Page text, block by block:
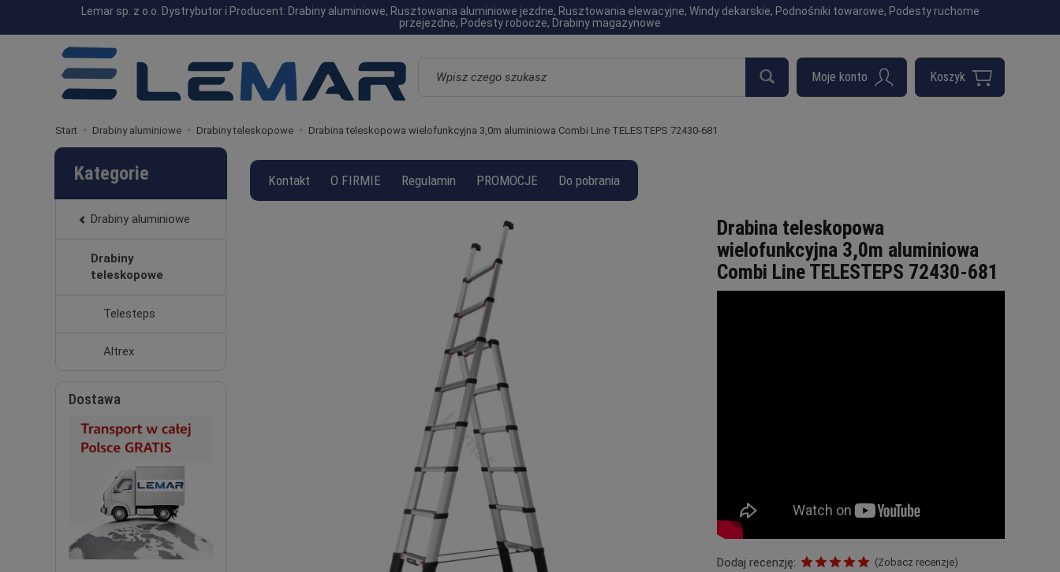
Lemar sp. z o.o. Dystrybutor i Producent: Drabiny aluminiowe, Rusztowania aluminiowe jezdne, Rusztowania elewacyjne, Windy dekarskie, Podnośniki towarowe, Podesty ruchome
przejezdne, Podesty robocze, Drabiny magazynowe
Start Drabiny aluminiowe Drabiny teleskopowe Drabina teleskopowa wielofunkcyjna 3,0m aluminiowa Combi Line TELESTEPS 72430-681
Kontakt O FIRMIE Regulamin PROMOCJE Do pobrania
Drabina teleskopowa
wielofunkcyjna 3,0m aluminiowa
Combi Line TELESTEPS 72430-681
Dodaj recenzję: (Zobacz recenzje)
Kategorie
Drabiny aluminiowe
Drabiny
teleskopowe
Telesteps
Altrex
Dostawa